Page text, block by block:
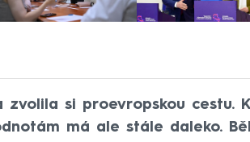
si proevropskou cestu.
má ale stále daleko.